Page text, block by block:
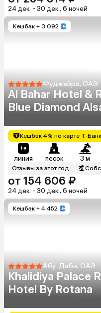
24 дек. - 30 дек., 6 ночей
Кешбэк + 3 092
Фуджейра, ОАЭ
Al Bahar Hotel &
Blue Diamond
Кешбэк 4% по карте Т-
линия песок 3 м
Отзывы за этот год
от 154 606 ₽
24 дек. - 30 дек., 6 ночей
Кешбэк + 4 452
Абу-Даби, ОАЭ
Khalidiya Palace
Hotel By Rotana